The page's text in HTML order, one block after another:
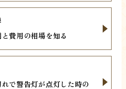
費用の相場を知る
で警告灯が点灯した時の